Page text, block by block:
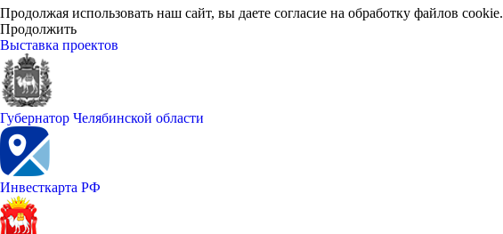
Продолжая использовать наш сайт, вы даете согласие на обработку файлов cookie.
Продолжить
Выставка проектов
Губернатор Челябинской области
Инвесткарта РФ